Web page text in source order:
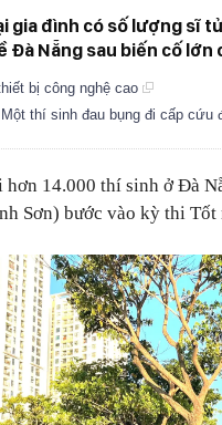
gia đình có số lượng sĩ
Đà Nẵng sau biến cố lớn
bị công nghệ cao
thí sinh đau bụng đi cấp
hơn 14.000 thí sinh ở Đà
Sơn) bước vào kỳ thi Tốt